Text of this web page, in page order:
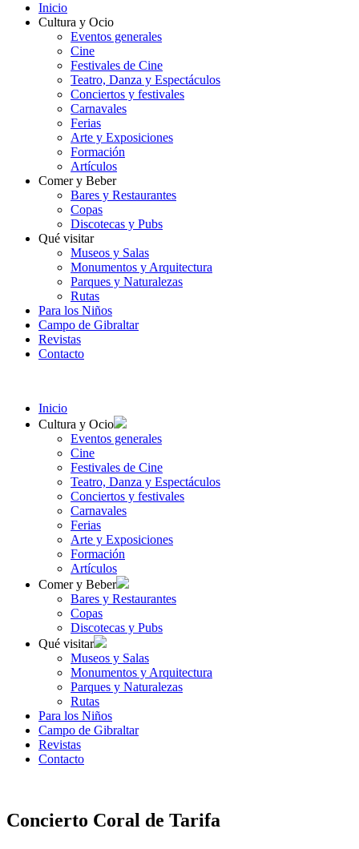
Inicio
Cultura y Ocio
Eventos generales
Cine
Festivales de Cine
Teatro, Danza y Espectáculos
Conciertos y festivales
Carnavales
Ferias
Arte y Exposiciones
Formación
Artículos
Comer y Beber
Bares y Restaurantes
Copas
Discotecas y Pubs
Qué visitar
Museos y Salas
Monumentos y Arquitectura
Parques y Naturalezas
Rutas
Para los Niños
Campo de Gibraltar
Revistas
Contacto
Inicio
Cultura y Ocio
Eventos generales
Cine
Festivales de Cine
Teatro, Danza y Espectáculos
Conciertos y festivales
Carnavales
Ferias
Arte y Exposiciones
Formación
Artículos
Comer y Beber
Bares y Restaurantes
Copas
Discotecas y Pubs
Qué visitar
Museos y Salas
Monumentos y Arquitectura
Parques y Naturalezas
Rutas
Para los Niños
Campo de Gibraltar
Revistas
Contacto
Concierto Coral de Tarifa